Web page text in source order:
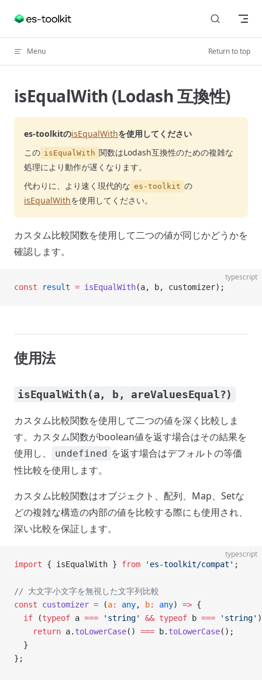
Skip to content
Menu Return to top
isEqualWith (Lodash 互換性)
es-toolkitのisEqualWithを使用してください
この isEqualWith 関数はLodash互換性のための複雑な
処理により動作が遅くなります。
代わりに、より速く現代的な es-toolkit の
isEqualWithを使用してください。
カスタム比較関数を使用して二つの値が同じかどうかを
確認します。
typescript
const result = isEqualWith(a, b, customizer);
使用法
isEqualWith(a, b, areValuesEqual?)
カスタム比較関数を使用して二つの値を深く比較しま
す。カスタム関数がboolean値を返す場合はその結果を
使用し、
undefined を返す場合はデフォルトの等価
性比較を使用します。
カスタム比較関数はオブジェクト、配列、Map、Setな
どの複雑な構造の内部の値を比較する際にも使用され、
深い比較を保証します。
typescript
import { isEqualWith } from 'es-toolkit/compat' ;
// 大文字小文字を無視した文字列比較
const customizer = (a: any, b: any) => {
  if
(typeof a === 'string' && typeof b === 'string'
    return
a. toLowerCase() === b. toLowerCase();
  }
};